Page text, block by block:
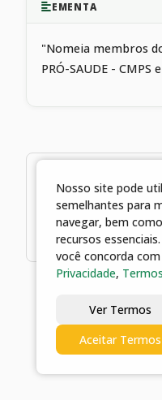
EMENTA
"Nomeia membros
PRÓ-SAUDE -
06/06/2023
de 06 de junho
Nosso site pode
semelhantes para
navegar, bem
recursos
você concorda
Privacidade,
Ver Termos
Aceitar Termos